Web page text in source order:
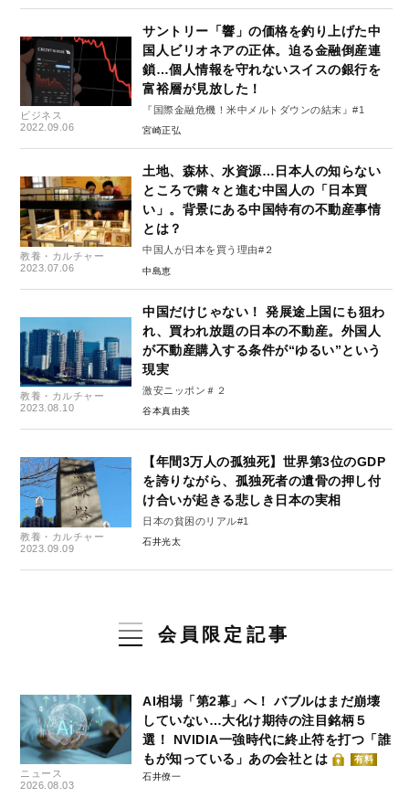
ビジネス
2022.09.06
サントリー「響」の価格を釣り上げた中
国人ビリオネアの正体。迫る金融倒産連
鎖…個人情報を守れないスイスの銀行を
富裕層が見放した！
『国際金融危機！米中メルトダウンの結末』#1
宮崎正弘
教養・カルチャー
2023.07.06
土地、森林、水資源…日本人の知らない
ところで粛々と進む中国人の「日本買
い」。背景にある中国特有の不動産事情
とは？
中国人が日本を買う理由#２
中島恵
教養・カルチャー
2023.08.10
中国だけじゃない！ 発展途上国にも狙わ
れ、買われ放題の日本の不動産。外国人
が不動産購入する条件が“ゆるい”という
現実
激安ニッポン＃２
谷本真由美
教養・カルチャー
2023.09.09
【年間3万人の孤独死】世界第3位のGDP
を誇りながら、孤独死者の遺骨の押し付
け合いが起きる悲しき日本の実相
日本の貧困のリアル#1
石井光太
会員限定記事
ニュース
2026.08.03
AI相場「第2幕」へ！ バブルはまだ崩壊
していない…大化け期待の注目銘柄５
選！ NVIDIA一強時代に終止符を打つ「誰
もが知っている」あの会社とは
有料
石井僚一